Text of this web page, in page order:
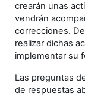
crearán unas
vendrán
correcciones.
realizar dichas
implementar su
Las preguntas
de respuestas